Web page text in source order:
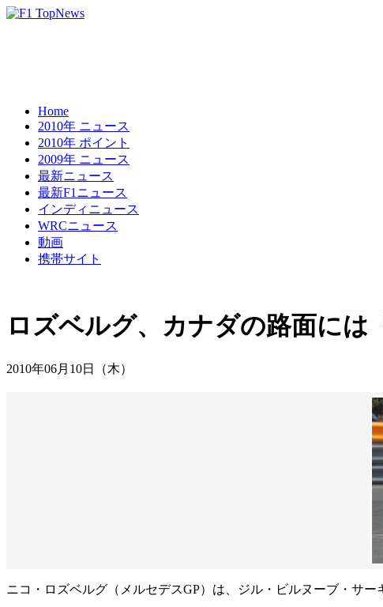
Home
2010年 ニュース
2010年 ポイント
2009年 ニュース
最新ニュース
最新F1ニュース
インディニュース
WRCニュース
動画
携帯サイト
ロズベルグ、カナダの路面に
2010年06月10日（木）
ニコ・ロズベルグ（メルセデスGP）は、ジル・ビルヌーブ・サ